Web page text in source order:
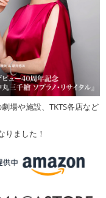
場や施設、TKTS各店など
りました！